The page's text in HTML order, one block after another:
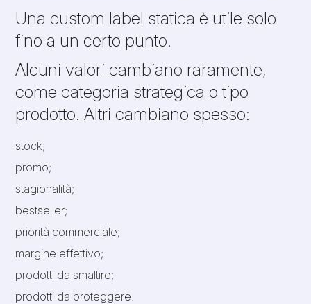
Una custom label statica è utile solo
fino a un certo punto.
Alcuni valori cambiano raramente,
come categoria strategica o tipo
prodotto. Altri cambiano spesso:
stock;
promo;
stagionalità;
bestseller;
priorità commerciale;
margine effettivo;
prodotti da smaltire;
prodotti da proteggere.